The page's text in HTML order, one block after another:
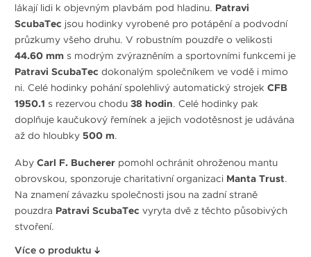
lákají lidi k objevným plavbám pod hladinu. Patravi
ScubaTec jsou hodinky vyrobené pro potápění a podvodní
průzkumy všeho druhu. V robustním pouzdře o velikosti
44.60 mm s modrým zvýrazněním a sportovními funkcemi je
Patravi ScubaTec dokonalým společníkem ve vodě i mimo
ni. Celé hodinky pohání spolehlivý automatický strojek CFB
1950.1 s rezervou chodu 38 hodin. Celé hodinky pak
doplňuje kaučukový řemínek a jejich vodotěsnost je udávána
až do hloubky 500 m.
Aby Carl F. Bucherer pomohl ochránit ohroženou mantu
obrovskou, sponzoruje charitativní organizaci Manta Trust.
Na znamení závazku společnosti jsou na zadní straně
pouzdra Patravi ScubaTec vyryta dvě z těchto působivých
stvoření.
Více o produktu